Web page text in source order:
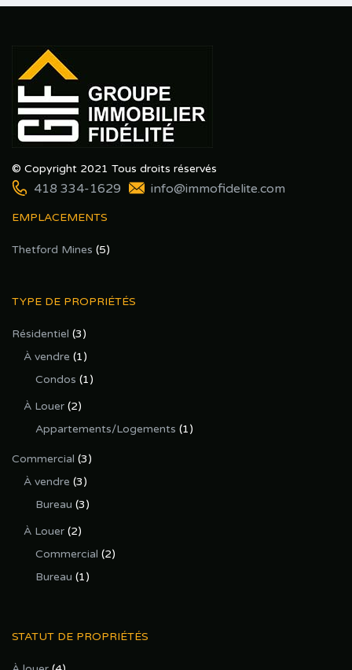
© Copyright 2021 Tous droits réservés
418 334-1629 info@immofidelite.com
EMPLACEMENTS
Thetford Mines (5)
TYPE DE PROPRIÉTÉS
Résidentiel (3)
À vendre (1)
Condos (1)
À Louer (2)
Appartements/Logements (1)
Commercial (3)
À vendre (3)
Bureau (3)
À Louer (2)
Commercial (2)
Bureau (1)
STATUT DE PROPRIÉTÉS